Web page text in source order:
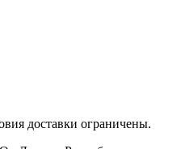
доставки ограничены.